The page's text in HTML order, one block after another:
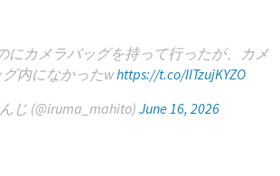
にカメラバッグを持って行ったが、カメ
グ内になかったwhttps://t.co/IITzujKYZO
じ (@iruma_mahito) June 16, 2026